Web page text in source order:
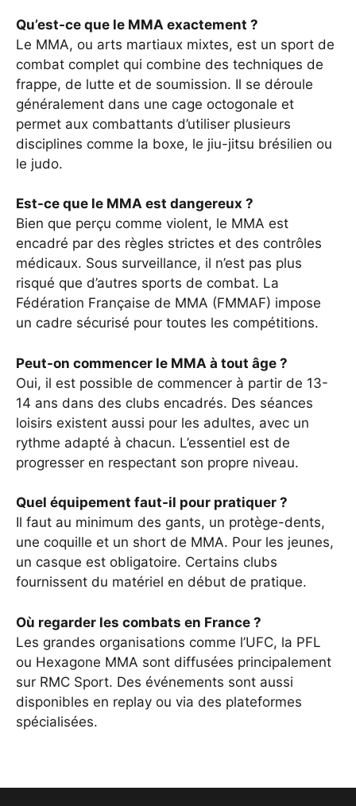
Qu’est-ce que le MMA exactement ?
Le MMA, ou arts martiaux mixtes, est un sport de
combat complet qui combine des techniques de
frappe, de lutte et de soumission. Il se déroule
généralement dans une cage octogonale et
permet aux combattants d’utiliser plusieurs
disciplines comme la boxe, le jiu-jitsu brésilien ou
le judo.
Est-ce que le MMA est dangereux ?
Bien que perçu comme violent, le MMA est
encadré par des règles strictes et des contrôles
médicaux. Sous surveillance, il n’est pas plus
risqué que d’autres sports de combat. La
Fédération Française de MMA (FMMAF) impose
un cadre sécurisé pour toutes les compétitions.
Peut-on commencer le MMA à tout âge ?
Oui, il est possible de commencer à partir de 13-
14 ans dans des clubs encadrés. Des séances
loisirs existent aussi pour les adultes, avec un
rythme adapté à chacun. L’essentiel est de
progresser en respectant son propre niveau.
Quel équipement faut-il pour pratiquer ?
Il faut au minimum des gants, un protège-dents,
une coquille et un short de MMA. Pour les jeunes,
un casque est obligatoire. Certains clubs
fournissent du matériel en début de pratique.
Où regarder les combats en France ?
Les grandes organisations comme l’UFC, la PFL
ou Hexagone MMA sont diffusées principalement
sur RMC Sport. Des événements sont aussi
disponibles en replay ou via des plateformes
spécialisées.